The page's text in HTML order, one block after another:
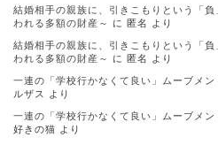
結婚相手の親族に、引きこもりという「
われる多額の財産～ に 匿名 より
結婚相手の親族に、引きこもりという「
われる多額の財産～ に 匿名 より
一連の「学校行かなくて良い」ムーブメ
ルザス より
一連の「学校行かなくて良い」ムーブメ
好きの猫 より